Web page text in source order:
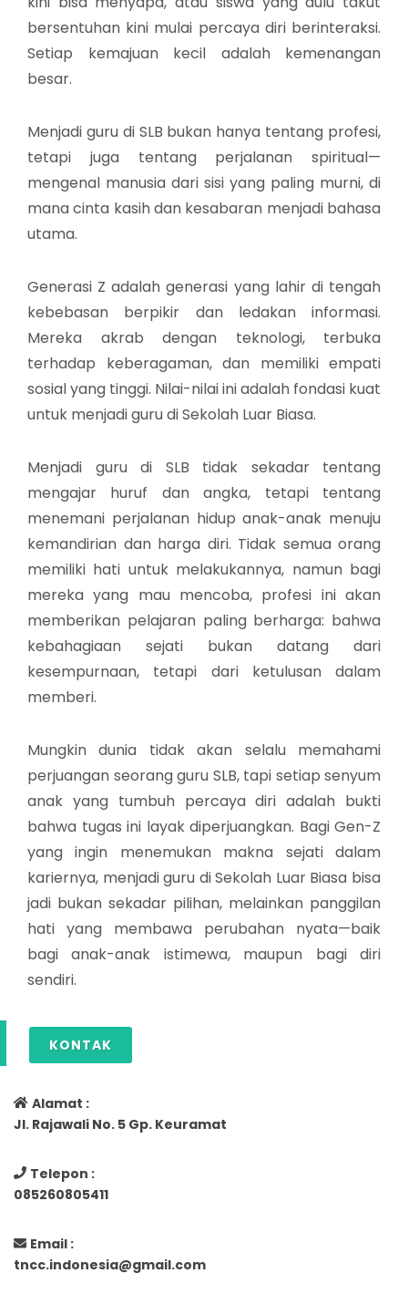
bersentuhan kini mulai percaya diri berinteraksi.
Setiap kemajuan kecil adalah kemenangan
besar.
Menjadi guru di SLB bukan hanya tentang profesi,
tetapi juga tentang perjalanan spiritual—
mengenal manusia dari sisi yang paling murni, di
mana cinta kasih dan kesabaran menjadi bahasa
utama.
Generasi Z adalah generasi yang lahir di tengah
kebebasan berpikir dan ledakan informasi.
Mereka akrab dengan teknologi, terbuka
terhadap keberagaman, dan memiliki empati
sosial yang tinggi. Nilai-nilai ini adalah fondasi kuat
untuk menjadi guru di Sekolah Luar Biasa.
Menjadi guru di SLB tidak sekadar tentang
mengajar huruf dan angka, tetapi tentang
menemani perjalanan hidup anak-anak menuju
kemandirian dan harga diri. Tidak semua orang
memiliki hati untuk melakukannya, namun bagi
mereka yang mau mencoba, profesi ini akan
memberikan pelajaran paling berharga: bahwa
kebahagiaan sejati bukan datang dari
kesempurnaan, tetapi dari ketulusan dalam
memberi.
Mungkin dunia tidak akan selalu memahami
perjuangan seorang guru SLB, tapi setiap senyum
anak yang tumbuh percaya diri adalah bukti
bahwa tugas ini layak diperjuangkan. Bagi Gen-Z
yang ingin menemukan makna sejati dalam
kariernya, menjadi guru di Sekolah Luar Biasa bisa
jadi bukan sekadar pilihan, melainkan panggilan
hati yang membawa perubahan nyata—baik
bagi anak-anak istimewa, maupun bagi diri
sendiri.
KONTAK
Alamat :
Jl. Rajawali No. 5 Gp. Keuramat
Telepon :
085260805411
Email :
tncc.indonesia@gmail.com